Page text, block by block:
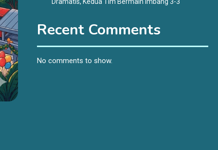
Recent Comments
No comments to show.